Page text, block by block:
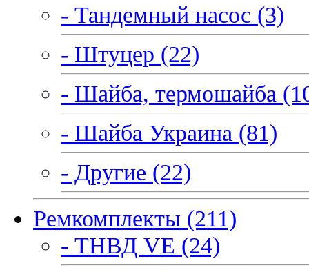
- Тандемный насос (3)
- Штуцер (22)
- Шайба, термошайба
- Шайба Украина (81)
- Другие (22)
Ремкомплекты (211)
- ТНВД VE (24)